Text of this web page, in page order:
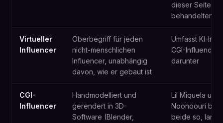
dieser Seite
behandelten
Virtueller
Influencer
Oberbegriff für jeden
nicht-menschlichen
Influencer, unabhängig
davon, wie er gebaut ist
Umfasst KI-
CGI-Influencer
darunter
CGI-
Influencer
Handmodelliert und
gerendert in 3D-
Software (Blender,
Lil Miquela und
Noonoouri
beide so,